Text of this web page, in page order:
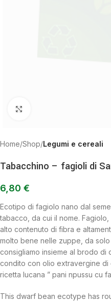
Home Shop Legumi e cereali
Tabacchino – fagioli di
6,80 €
Ecotipo di fagiolo nano dal
tabacco, da cui il nome.
alto contenuto di fibra e
molto bene nelle zuppe, da
consigliamo insieme al brodo di
condito con olio extravergine di
ricetta lucana ” pani npussu cu
This dwarf bean ecotype has